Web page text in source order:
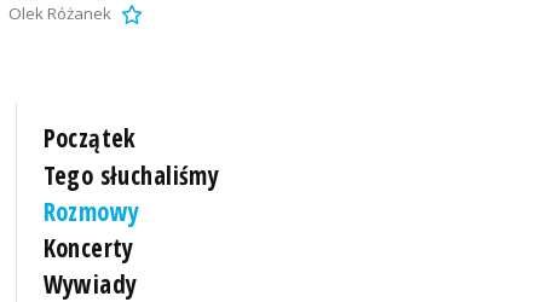
Olek Różanek
Początek
Tego słuchaliśmy
Rozmowy
Koncerty
Wywiady